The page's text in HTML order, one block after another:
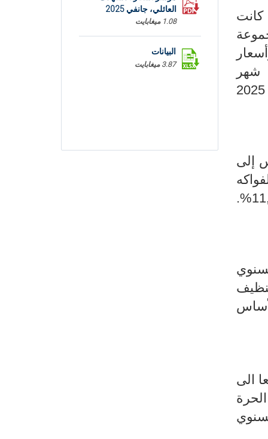
الى مستوى 6% بعد ان كانت
2025 مقابل 7.2% خلال شهر ديسمبر2024) وأسعار
مقابل 9.7% خلال شهر
ديسمبر2024). من ناحية أخرى سجلت أسعار مجموعة خدمات الصحة خلال شهر جانفي 2025
18% وأسعار الفواكه
بنسبة 13,7% وأسعار الدواجن بنسبة 11,2%.
مواد التنظيف
ويعود ذلك بالأساس
الى
العائلي، جانفي 2025
1.08 ميغابايت
البيانات
3.87 ميغابايت